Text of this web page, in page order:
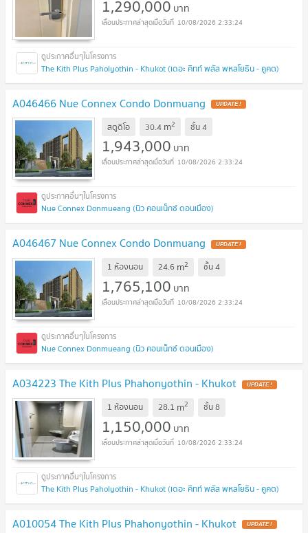
1,290,000 บาท
10/08/2026 2:33:24
The Kith Plus Paholyothin - Khukot (เดอะ คิทท์ พลัส พหลโยธิน - คูคต)
A046466 Nue Connex Condo Donmuang UPDATE !
สตูดิโอ 30.4 m2 ชั้น4
1,943,000 บาท
10/08/2026 2:33:24
Nue Connex Donmueang (นิว คอนเน็กซ์ ดอนเมือง)
A046467 Nue Connex Condo Donmuang UPDATE !
1 ห้องนอน 24.6 m2 ชั้น4
1,765,100 บาท
10/08/2026 2:33:24
Nue Connex Donmueang (นิว คอนเน็กซ์ ดอนเมือง)
A034223 The Kith Plus Phahonyothin - Khukot UPDATE !
1 ห้องนอน 28.1 m2 ชั้น8
1,150,000 บาท
10/08/2026 2:33:24
The Kith Plus Paholyothin - Khukot (เดอะ คิทท์ พลัส พหลโยธิน - คูคต)
A010054 The Kith Plus Phahonyothin - Khukot UPDATE !